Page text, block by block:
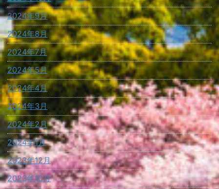
2024年9月
2024年8月
2024年7月
2024年5月
2024年4月
2024年3月
2024年2月
2024年1月
2023年12月
2023年10月